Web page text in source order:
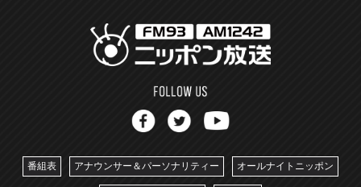
番組表 アナウンサー＆パーソナリティー オールナイトニッポン